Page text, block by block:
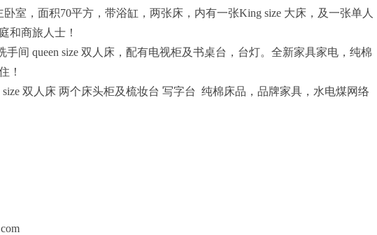
室，面积70平方，带浴缸，两张床，内有一张King size 大床，及一张单人
和商旅人士！
手间 queen size 双人床，配有电视柜及书桌台，台灯。全新家具家电，纯棉
！
size 双人床 两个床头柜及梳妆台 写字台 纯棉床品，品牌家具，水电煤网络